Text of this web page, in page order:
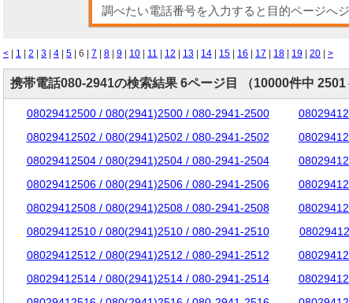
< 1 2 3 4 5 | 6 | 7 8 9 10 11 12 13 14 15 16 17 18 19 20 >
携帯電話080-2941の検索結果 6ページ目 （10000件中 2501
08029412500 / 080(2941)2500 / 080-2941-2500
08029412502 / 080(2941)2502 / 080-2941-2502
08029412504 / 080(2941)2504 / 080-2941-2504
08029412506 / 080(2941)2506 / 080-2941-2506
08029412508 / 080(2941)2508 / 080-2941-2508
08029412510 / 080(2941)2510 / 080-2941-2510
08029412512 / 080(2941)2512 / 080-2941-2512
08029412514 / 080(2941)2514 / 080-2941-2514